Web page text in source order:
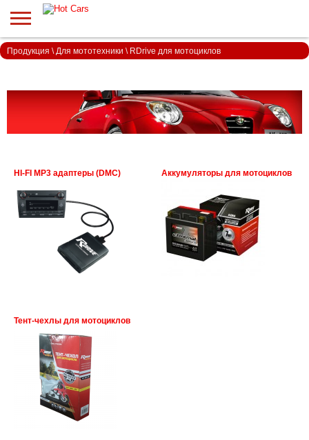
Продукция \ Для мототехники \ RDrive для мотоциклов
HI-FI MP3 адаптеры (DMC) Аккумуляторы для мотоциклов
Тент-чехлы для мотоциклов